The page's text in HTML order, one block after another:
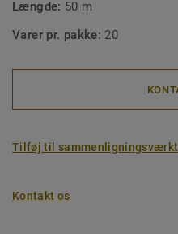
Længde: 50 m
Varer pr. pakke: 20
Tilføj til
Kontakt os